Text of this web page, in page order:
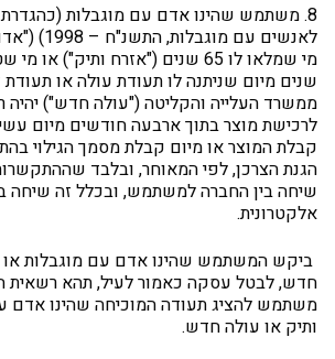
8. משתמש שהינו אדם עם מוגבלות (כהגדרתו
לאנשים עם
מי שמלאו לו 65 שנים ("אזרח ותיק")
שנים מיום שניתנה לו תעודת עולה או
ממשרד העלייה והקליטה ("עולה חדש")
לרכישת מוצר בתוך ארבעה חודשים מיום
קבלת המוצר או מיום קבלת מסמך הגילוי
הגנת הצרכן, לפי המאוחר, ובלבד
שיחה בין החברה למשתמש, ובכלל זה
אלקטרונית.
ביקש המשתמש שהינו אדם עם מוגבלות או
חדש, לבטל עסקה כאמור לעיל, תהא רשאית
משתמש להציג תעודה המוכיחה שהינו אדם
ותיק או עולה חדש.